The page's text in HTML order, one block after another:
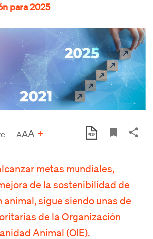
para 2025
- AAA +
metas mundiales,
de la sostenibilidad de
animal, sigue siendo unas de
de la Organización
Animal (OIE).